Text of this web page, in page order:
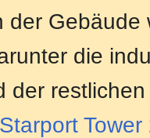
der
die
der
Starport Tower